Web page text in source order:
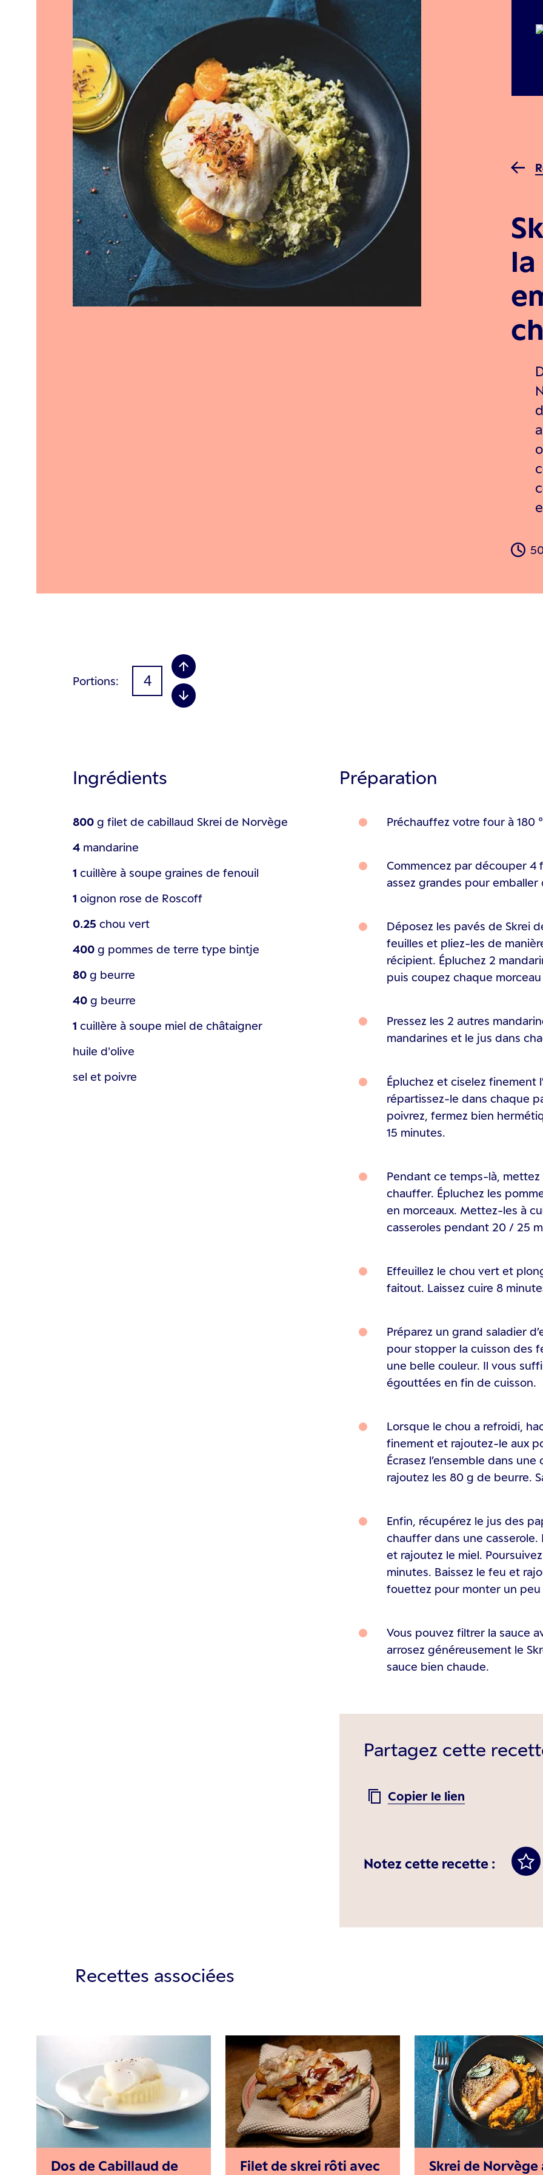
Portions
Ingrédients
800 g filet de cabillaud Skrei de Norvège
4 mandarine
1 cuillère à soupe graines de fenouil
1 oignon rose de Roscoff
0.25 chou vert
400 g pommes de terre type bintje
80 g beurre
40 g beurre
1 cuillère à soupe miel de châtaigner
huile d'olive
sel et poivre
Préparation
Préchauffez votre four à 180
Commencez par découper 4
assez grandes pour
Déposez les pavés de Skrei
feuilles et pliez-les de
récipient. Épluchez 2
puis coupez chaque
Pressez les 2 autres
mandarines et le jus dans
Épluchez et ciselez finement
répartissez-le dans chaque
poivrez, fermez bien
15 minutes.
Pendant ce temps-là, mettez
chauffer. Épluchez les
en morceaux. Mettez-les à
casseroles pendant 20 / 25
Effeuillez le chou vert et
faitout. Laissez cuire 8
Préparez un grand saladier
pour stopper la cuisson des
une belle couleur. Il vous
égouttées en fin de cuisson.
Lorsque le chou a refroidi,
finement et rajoutez-le aux
Écrasez l’ensemble dans
rajoutez les 80 g de beurre.
Enfin, récupérez le jus des
chauffer dans une
et rajoutez le miel.
minutes. Baissez le feu et
fouettez pour monter un peu
Vous pouvez filtrer la sauce
arrosez généreusement le
sauce bien chaude.
Partagez cette
Copier le lien
Notez cette recette :
Recettes associées
Dos de Cabillaud de
Filet de skrei rôti avec
Skrei de Norvège